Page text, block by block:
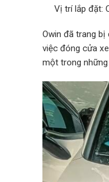
Vị trí lắp đặt:
Owin đã trang bị
việc đóng cửa
một trong